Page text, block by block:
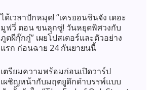
ได้เวลาปักหมุด! “เครยอนชินจัง เดอะ
มูฟวี่ ตอน ขนลุกซู่! วันหยุดพิศวงกับ
ภูตผีกุ๊กกู๋” เผยโปสเตอร์และตัวอย่าง
แรก ก่อนฉาย 24 กันยายนนี้
เตรียมความพร้อมก่อนเปิดวาร์ป
เผชิญหน้ากับมฤตยูดึกดำบรรพ์แบบ